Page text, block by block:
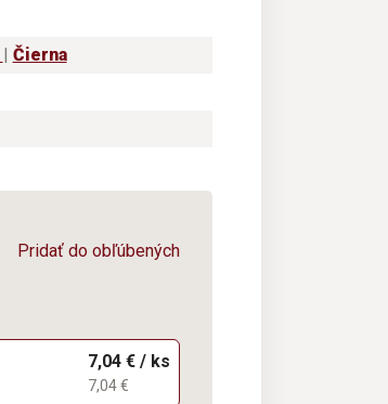
Čierna
Pridať do obľúbených
7,04 € / ks
7,04 €